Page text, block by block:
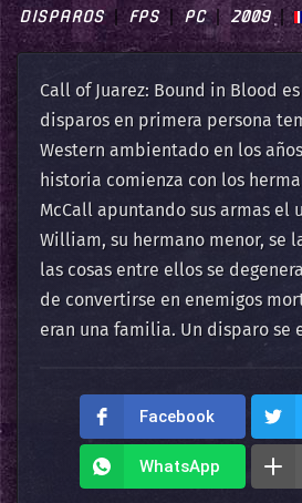
DISPAROS FPS PC 2009
Call of Juarez: Bound in Blood
disparos en primera persona
Western ambientado en los
historia comienza con los
McCall apuntando sus armas el
William, su hermano menor, se
las cosas entre ellos se
de convertirse en enemigos
eran una familia. Un disparo se
Facebook
WhatsApp